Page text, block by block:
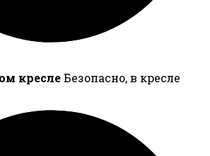
креслеБезопасно, в кресле